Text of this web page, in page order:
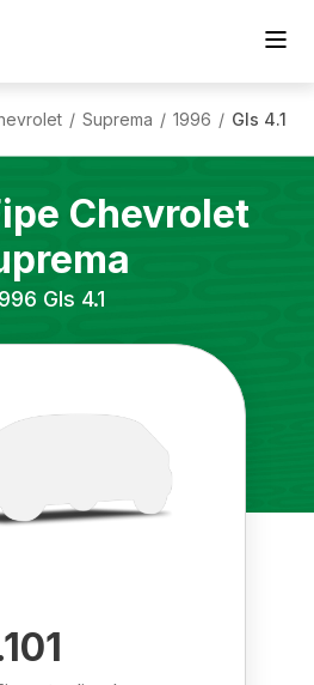
/ Suprema / 1996 / Gls 4.1
Chevrolet
Gls 4.1